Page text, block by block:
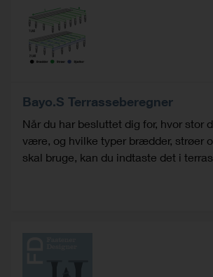
Bayo.S Terrasseberegner
Når du har besluttet dig for, hvor stor
være, og hvilke typer brædder, strøer
skal bruge, kan du indtaste det i